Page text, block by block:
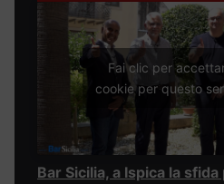
Fai clic per
cookie per questo
Bar Sicilia, a Ispica la